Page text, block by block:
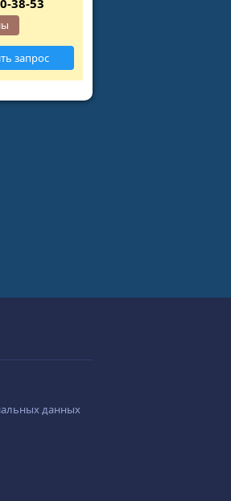
38-53
запрос
данных